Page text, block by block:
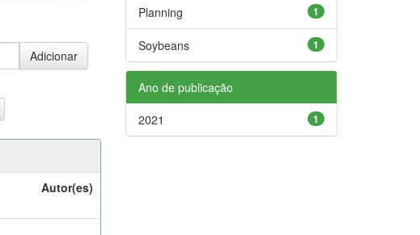
Autor(es)
1
Planning
1
Soybeans
Ano de publicação
1
2021